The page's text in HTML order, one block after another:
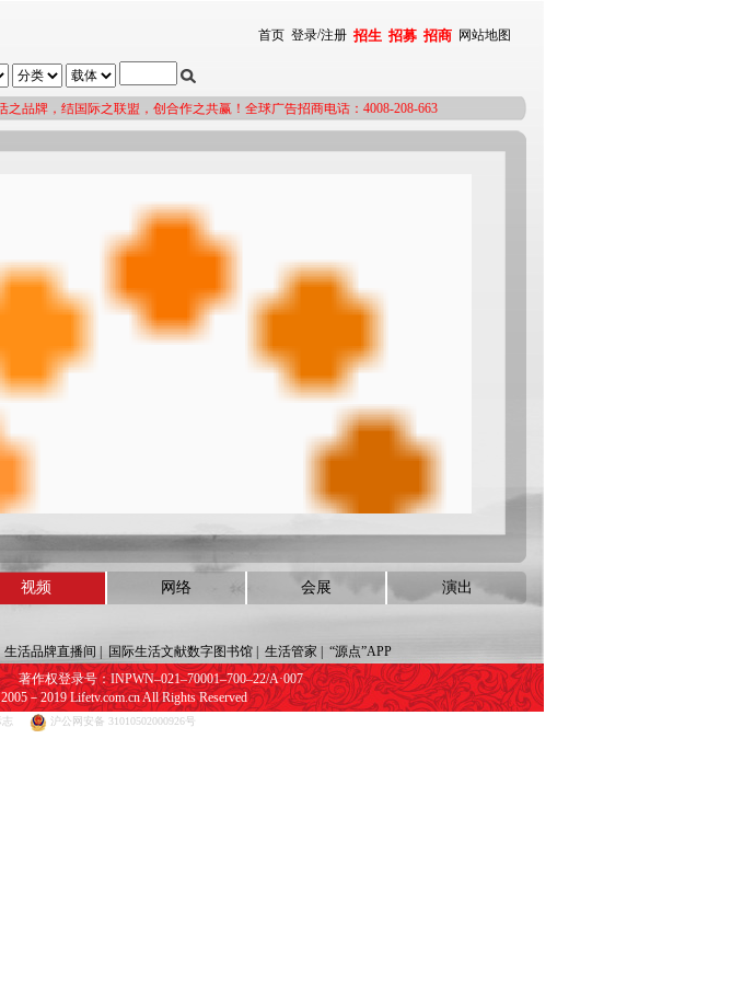
首页 登录/注册 招生 招募 招商 网站地图
品牌，结国际之联盟，创合作之共赢！全球广告招商电话：4008-208-663
视频 网络 会展 演出
生活品牌直播间 国际生活文献数字图书馆| 生活管家
“源点”APP
作权登录号：INPWN–021–70001–700–22/A·007
－2019 Lifetv.com.cn All Rights Reserved
沪公网安备 31010502000926号